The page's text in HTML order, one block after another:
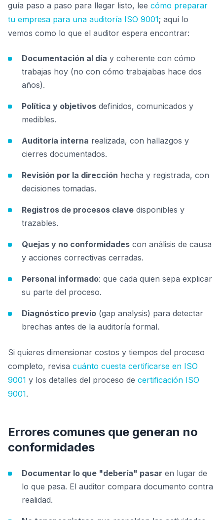
guía paso a paso para llegar listo, lee cómo preparar
tu empresa para una auditoría ISO 9001; aquí lo
vemos como lo que el auditor espera encontrar:
Documentación al día y coherente con cómo
trabajas hoy (no con cómo trabajabas hace dos
años).
Política y objetivos definidos, comunicados y
medibles.
Auditoría interna realizada, con hallazgos y
cierres documentados.
Revisión por la dirección hecha y registrada, con
decisiones tomadas.
Registros de procesos clave disponibles y
trazables.
Quejas y no conformidades con análisis de causa
y acciones correctivas cerradas.
Personal informado: que cada quien sepa explicar
su parte del proceso.
Diagnóstico previo (gap analysis) para detectar
brechas antes de la auditoría formal.
Si quieres dimensionar costos y tiempos del proceso
completo, revisa cuánto cuesta certificarse en ISO
9001 y los detalles del proceso de certificación ISO
9001.
Errores comunes que generan no
conformidades
Documentar lo que "debería" pasar en lugar de
lo que pasa. El auditor compara documento contra
realidad.